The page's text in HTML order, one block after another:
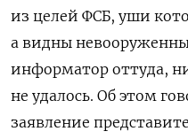
из целей ФСБ, уши
а видны
информатор оттуда,
не удалось. Об этом
заявление